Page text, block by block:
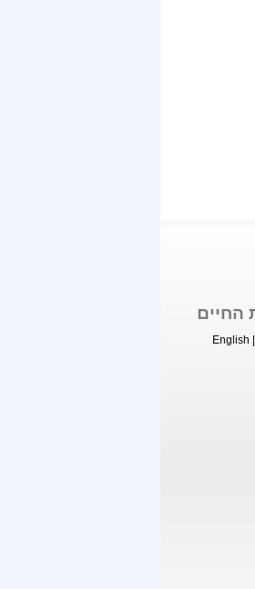
החיים
English